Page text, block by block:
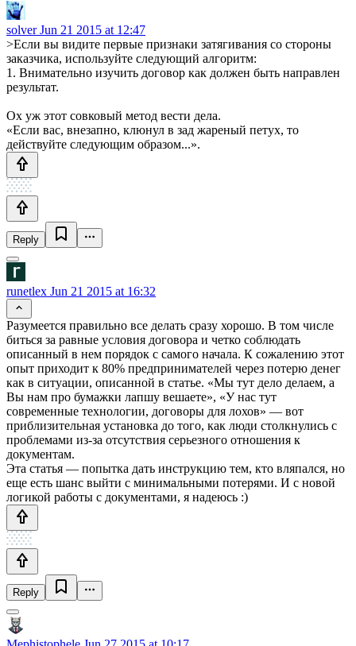
solverJun 21 2015 at 12:47
>Если вы видите первые признаки затягивания со стороны
заказчика, используйте следующий алгоритм:
1. Внимательно изучить договор как должен быть направлен
результат.
Ох уж этот совковый метод вести дела.
«Если вас, внезапно, клюнул в зад жареный петух, то
действуйте следующим образом...».
Reply
runetlex Jun 21 2015 at 16:32
Разумеется правильно все делать сразу хорошо. В том числе
биться за равные условия договора и четко соблюдать
описанный в нем порядок с самого начала. К сожалению этот
опыт приходит к 80% предпринимателей через потерю денег
как в ситуации, описанной в статье. «Мы тут дело делаем, а
Вы нам про бумажки лапшу вешаете», «У нас тут
современные технологии, договоры для лохов» — вот
приблизительная установка до того, как люди столкнулись с
проблемами из-за отсутствия серьезного отношения к
документам.
Эта статья — попытка дать инструкцию тем, кто вляпался, но
еще есть шанс выйти с минимальными потерями. И с новой
логикой работы с документами, я надеюсь :)
Reply